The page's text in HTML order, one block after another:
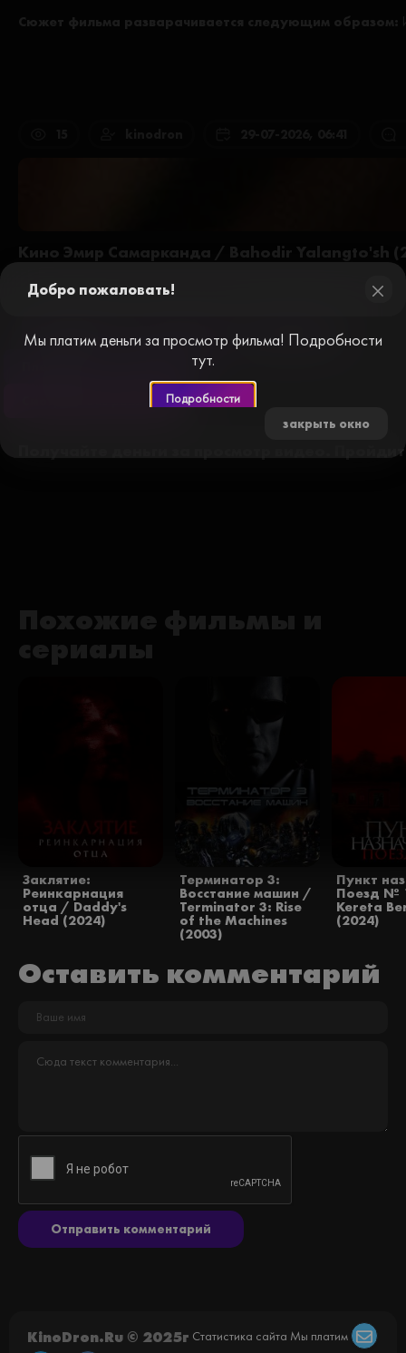
Сюжет фильма разварачивается следующим образом:
Кино Эмир Самарканда / Bahodir Yalangto'sh
Плеер №3
Плеер №8
Смотреть без рекламы
Получайте деньги за просмотр видео.
Заклятие:
Реинкарнация
отца / Daddy's
Head (2024)
Терминатор 3:
Восстание машин /
Terminator 3: Rise
of the Machines
(2003)
Пункт
Поезд №
Kereta
(2024)
Оставить комментарий
Отправить комментарий
KinoDron.Ru © 2025г Статистика сайта Мы платим
Добро пожаловать!
Мы платим деньги за просмотр фильма! Подробности
тут.
Подробности
закрыть окно